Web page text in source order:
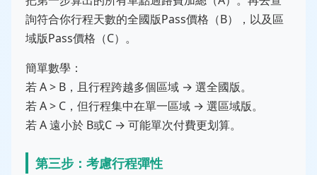
詢符合你行程天數的全國版Pass價格（B），以及區
域版Pass價格（C）。
簡單數學：
若 A > B，且行程跨越多個區域 → 選全國版。
若 A > C，但行程集中在單一區域 → 選區域版。
若 A 遠小於 B或C → 可能單次付費更划算。
第三步：考慮行程彈性